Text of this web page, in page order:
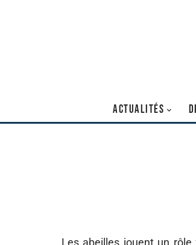
ACTUALITÉS
Les abeilles jouent un